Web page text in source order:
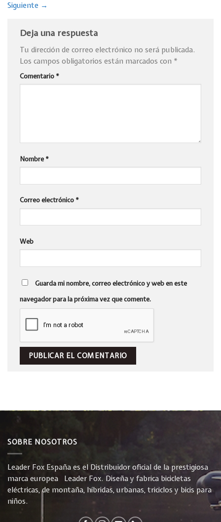
Siguiente →
Deja una respuesta
Tu dirección de correo electrónico no será publicada.
Los campos obligatorios están marcados con *
Comentario *
Nombre *
Correo electrónico *
Web
Guarda mi nombre, correo electrónico y web en este
navegador para la próxima vez que comente.
SOBRE NOSOTROS
Leader Fox España es el Distribuidor oficial de la prestigiosa
marca europea Leader Fox. Diseña y fabrica bicicletas
eléctricas, de montaña, híbridas, urbanas, triciclos y bicis para
niños.